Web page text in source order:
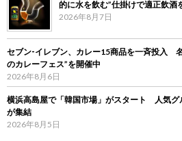
的に水を飲む”仕掛けで適正飲酒
2026年8月7日
セブン‐イレブン、カレー15商品を一斉投入
のカレーフェス”を開催中
2026年8月6日
横浜高島屋で「韓国市場」がスタート 人気グ
が集結
2026年8月5日